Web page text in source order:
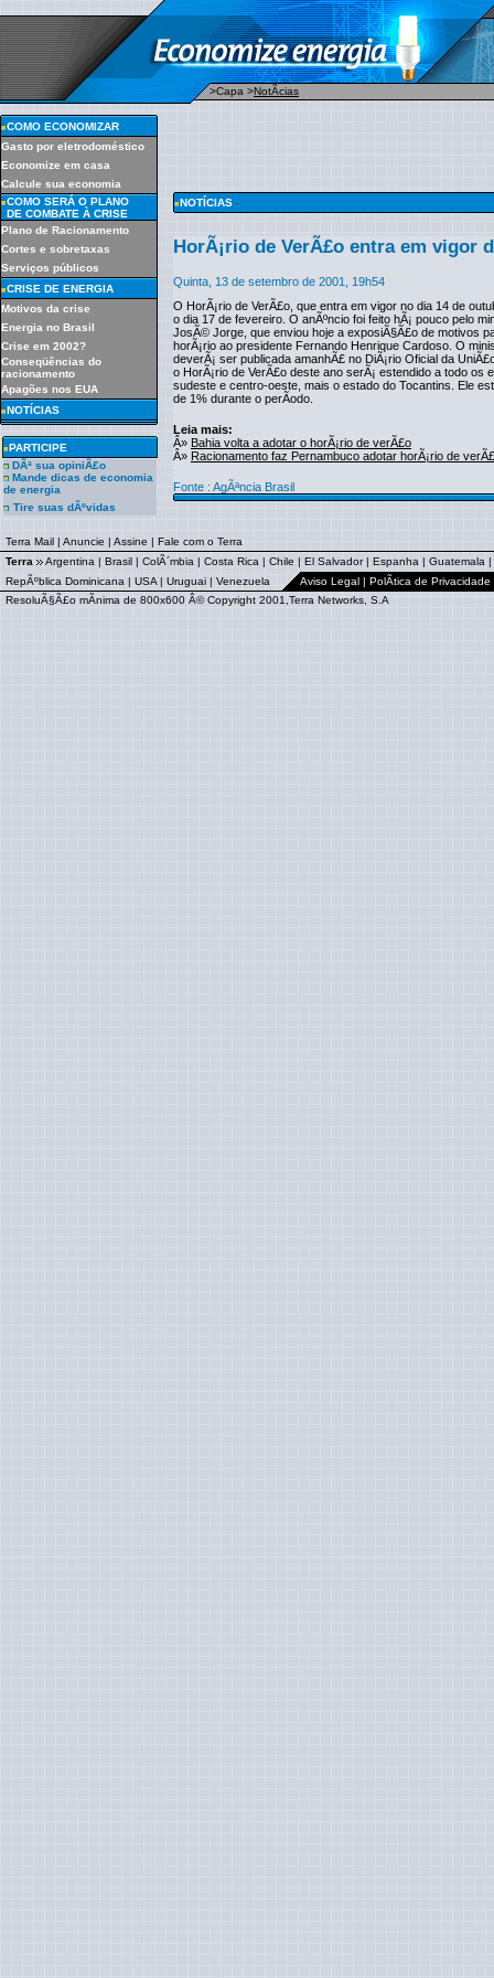
>Capa >NotÃ­cias
COMO ECONOMIZAR
Gasto por eletrodoméstico
Economize em casa
Calcule sua economia
COMO SERÁ O PLANO
DE COMBATE À CRISE
Plano de Racionamento
Cortes e sobretaxas
Serviços públicos
CRISE DE ENERGIA
Motivos da crise
Energia no Brasil
Crise em 2002?
Conseqüências do
racionamento
Apagões nos EUA
NOTÍCIAS
PARTICIPE
DÃª sua opiniÃ£o
Mande dicas de economia
de energia
Tire suas dÃºvidas
NOTÍCIAS
HorÃ¡rio de VerÃ£o entra em vigor
Quinta, 13 de setembro de 2001, 19h54
O HorÃ¡rio de VerÃ£o, que entra em vigor no dia 14 de
o dia 17 de fevereiro. O anÃºncio foi feito hÃ¡ pouco pelo
JosÃ© Jorge, que enviou hoje a exposiÃ§Ã£o de motivos
horÃ¡rio ao presidente Fernando Henrique Cardoso. O
deverÃ¡ ser publicada amanhÃ£ no DiÃ¡rio Oficial da
o HorÃ¡rio de VerÃ£o deste ano serÃ¡ estendido a todo os
sudeste e centro-oeste, mais o estado do Tocantins. Ele
de 1% durante o perÃ­odo.
Leia mais:
Â» Bahia volta a adotar o horÃ¡rio de verÃ£o
Â» Racionamento faz Pernambuco adotar horÃ¡rio de
Fonte : AgÃªncia Brasil
Terra Mail | Anuncie | Assine | Fale com o Terra
Terra
Argentina | Brasil | ColÃ´mbia | Costa Rica | Chile | El Salvador| Espanha | Guatemala |
RepÃºblica Dominicana | USA | Uruguai | Venezuela Aviso Legal | PolÃ­tica de Privacidade
ResoluÃ§Ã£o mÃ­nima de 800x600 Â© Copyright 2001,Terra Networks, S.A